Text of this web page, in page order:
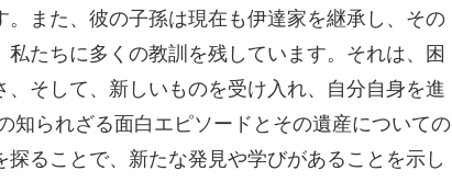
また、彼の子孫は現在も伊達家を継承し、その
たちに多くの教訓を残しています。それは、困
そして、新しいものを受け入れ、自分自身を進
知られざる面白エピソードとその遺産についての
ることで、新たな発見や学びがあることを示し